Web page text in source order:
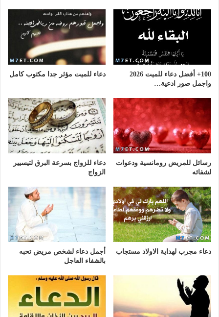
100+ أفضل دعاء للميت 2026
واجمل صور ادعية…
دعاء للميت مؤثر جدا مكتوب كامل
رسائل للمريض رومانسية ودعوات
لشفائه
دعاء للزواج بسرعة البرق لتيسيير
الزواج
دعاء مجرب لهداية الاولاد مستجاب
أجمل دعاء لشخص مريض تحبه
بالشفاء العاجل